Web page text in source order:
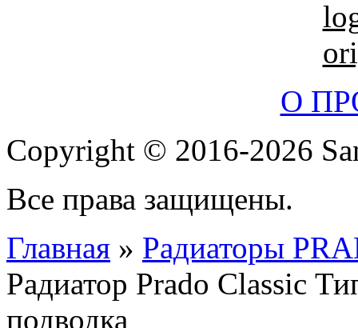
О
Copyright © 2016-2026
Все права защищены.
Главная » Радиаторы
Радиатор Prado Classic
подводка